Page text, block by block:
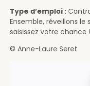
Type d’emploi :
Ensemble, réveillons
saisissez votre chance !
© Anne-Laure Seret